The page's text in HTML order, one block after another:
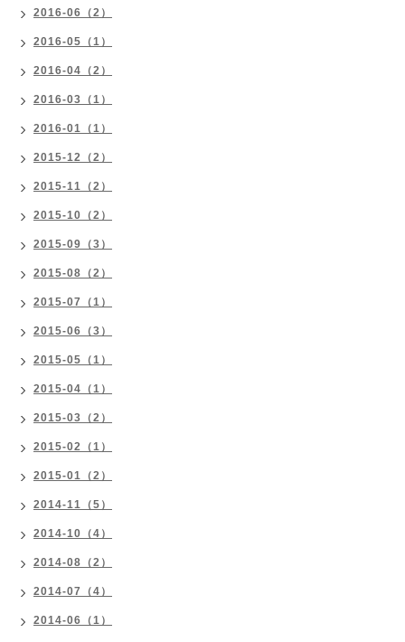
2016-06（2）
2016-05（1）
2016-04（2）
2016-03（1）
2016-01（1）
2015-12（2）
2015-11（2）
2015-10（2）
2015-09（3）
2015-08（2）
2015-07（1）
2015-06（3）
2015-05（1）
2015-04（1）
2015-03（2）
2015-02（1）
2015-01（2）
2014-11（5）
2014-10（4）
2014-08（2）
2014-07（4）
2014-06（1）